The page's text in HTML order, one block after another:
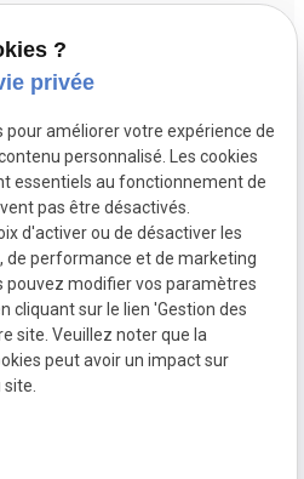
de Boyeres
AU-PERCHE
Siret :81461557100027
?
privée
pour améliorer votre expérience de
personnalisé. Les cookies
essentiels au fonctionnement de
pas être désactivés.
d'activer ou de désactiver les
de performance et de marketing
pouvez modifier vos paramètres
cliquant sur le lien 'Gestion des
site. Veuillez noter que la
peut avoir un impact sur